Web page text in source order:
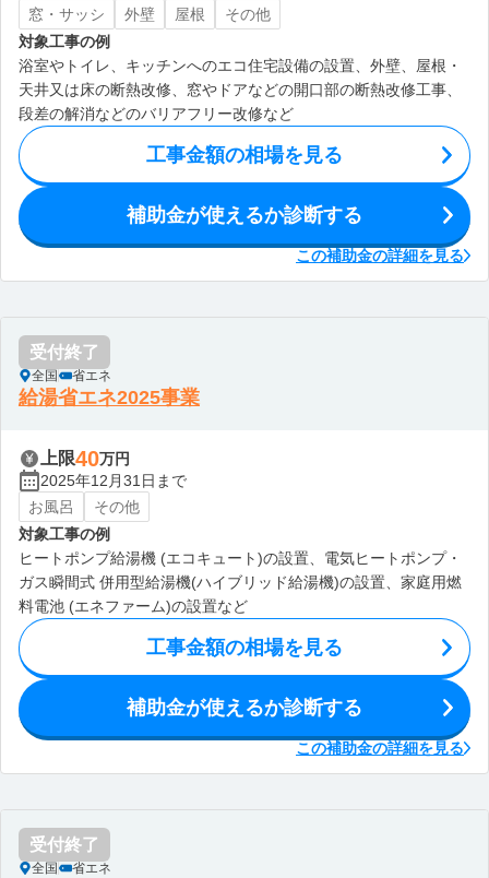
窓・サッシ
外壁 屋根
その他
対象工事の例
浴室やトイレ、キッチンへのエコ住宅設備の設置、外壁、屋根・
天井又は床の断熱改修、窓やドアなどの開口部の断熱改修工事、
段差の解消などのバリアフリー改修など
工事金額の相場を見る
補助金が使えるか診断する
この補助金の詳細を見る
受付終了
全国 省エネ
給湯省エネ2025事業
上限40万円
2025年12月31日まで
お風呂
その他
対象工事の例
ヒートポンプ給湯機 (エコキュート)の設置、電気ヒートポンプ・
ガス瞬間式 併用型給湯機(ハイブリッド給湯機)の設置、家庭用燃
料電池 (エネファーム)の設置など
工事金額の相場を見る
補助金が使えるか診断する
この補助金の詳細を見る
受付終了
全国 省エネ